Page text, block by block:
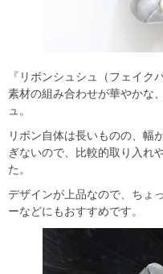
『リボンシュシュ（フェイク
素材の組み合わせが華やかな
ュ。
リボン自体は長いものの、幅
ぎないので、比較的取り入れ
た。
デザインが上品なので、ちょ
ーなどにもおすすめです。